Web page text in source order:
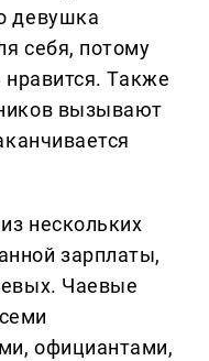
девушка
себя, потому
нравится. Также
вызывают
нескольких
зарплаты,
Чаевые
официантами,